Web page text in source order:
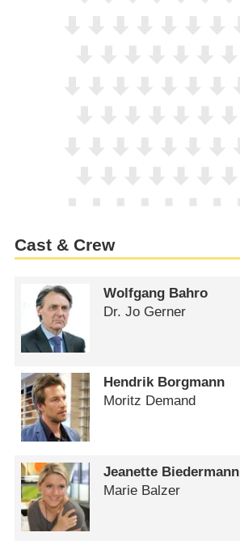
Cast & Crew
Wolfgang Bahro
Dr. Jo Gerner
Hendrik Borgmann
Moritz Demand
Jeanette Biedermann
Marie Balzer